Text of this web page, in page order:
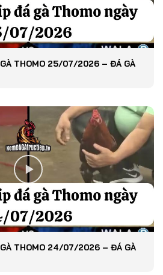
GÀ THOMO 25/07/2026 – ĐÁ GÀ
GÀ THOMO 24/07/2026 – ĐÁ GÀ